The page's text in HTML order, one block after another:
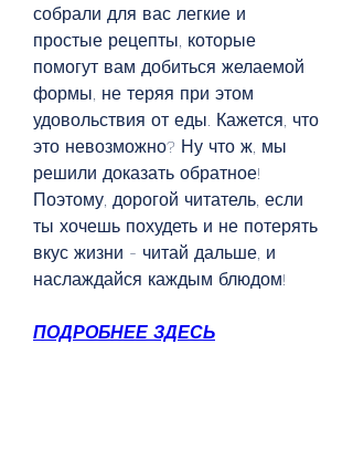
собрали для вас легкие и
простые рецепты, которые
помогут вам добиться желаемой
формы, не теряя при этом
удовольствия от еды. Кажется, что
это невозможно? Ну что ж, мы
решили доказать обратное!
Поэтому, дорогой читатель, если
ты хочешь похудеть и не потерять
вкус жизни - читай дальше, и
наслаждайся каждым блюдом!
ПОДРОБНЕЕ ЗДЕСЬ